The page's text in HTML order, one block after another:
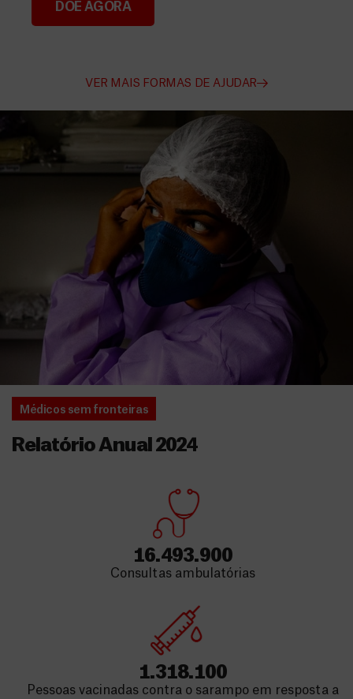
Divulgue o nosso trabalho
DOE AGORA
VER MAIS FORMAS DE AJUDAR
Médicos sem fronteiras
Relatório Anual 2024
Consultas ambulatórias
16.493.900
Pessoas vacinadas contra o sarampo em resposta a
1.318.100